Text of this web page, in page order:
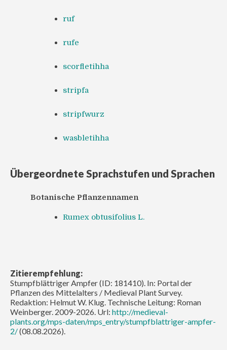
ruf
rufe
scorfletihha
stripfa
stripfwurz
wasbletihha
Übergeordnete Sprachstufen und Sprachen
Botanische Pflanzennamen
Rumex obtusifolius L.
Zitierempfehlung:
Stumpfblättriger Ampfer (ID: 181410). In: Portal der
Pflanzen des Mittelalters / Medieval Plant Survey.
Redaktion: Helmut W. Klug. Technische Leitung: Roman
Weinberger. 2009-2026. Url: http://medieval-
plants.org/mps-daten/mps_entry/stumpfblattriger-ampfer-
2/(08.08.2026).